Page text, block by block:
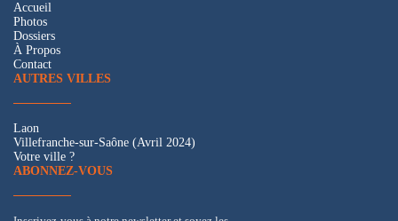
Accueil
Photos
Dossiers
À Propos
Contact
AUTRES VILLES
Laon
Villefranche-sur-Saône (Avril 2024)
Votre ville ?
ABONNEZ-VOUS